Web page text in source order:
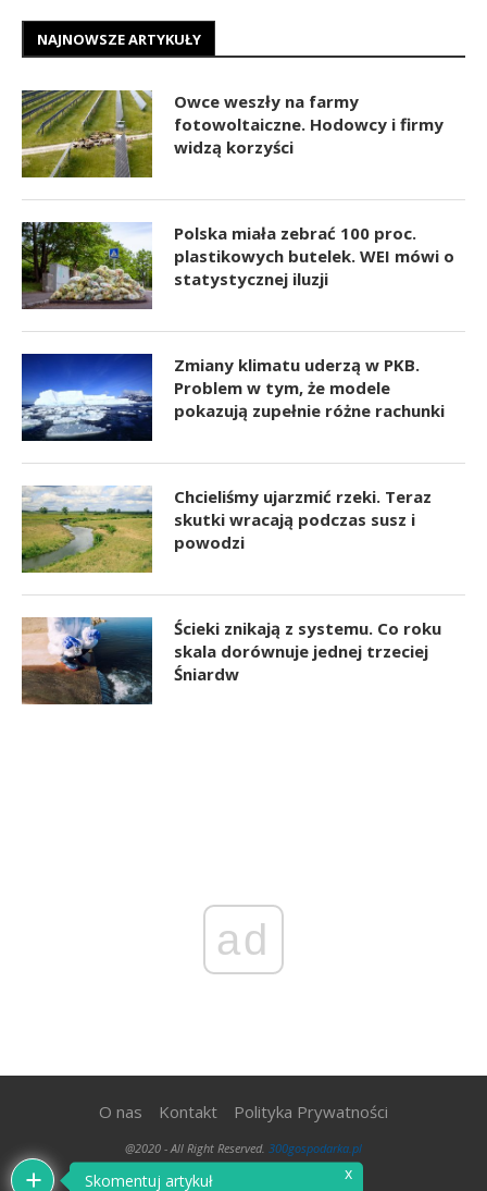
NAJNOWSZE ARTYKUŁY
Owce weszły na farmy
fotowoltaiczne. Hodowcy i firmy
widzą korzyści
Polska miała zebrać 100 proc.
plastikowych butelek. WEI mówi o
statystycznej iluzji
Zmiany klimatu uderzą w PKB.
Problem w tym, że modele
pokazują zupełnie różne rachunki
Chcieliśmy ujarzmić rzeki. Teraz
skutki wracają podczas susz i
powodzi
Ścieki znikają z systemu. Co roku
skala dorównuje jednej trzeciej
Śniardw
ad
O nas Kontakt Polityka Prywatności
@2020 - All Right Reserved. 300gospodarka.pl
Skomentuj artykuł x